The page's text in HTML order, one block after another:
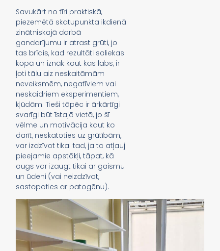
Savukārt no tīri praktiskā,
piezemētā skatupunkta ikdienā
zinātniskajā darbā
gandarījumu ir atrast grūti, jo
tas brīdis, kad rezultāti saliekas
kopā un iznāk kaut kas labs, ir
ļoti tālu aiz neskaitāmām
neveiksmēm, negatīviem vai
neskaidriem eksperimentiem,
kļūdām. Tieši tāpēc ir ārkārtīgi
svarīgi būt īstajā vietā, jo šī
vēlme un motivācija kaut ko
darīt, neskatoties uz grūtībām,
var izdzīvot tikai tad, ja to atļauj
pieejamie apstākļi, tāpat, kā
augs var izaugt tikai ar gaismu
un ūdeni (vai neizdzīvot,
sastopoties ar patogēnu).